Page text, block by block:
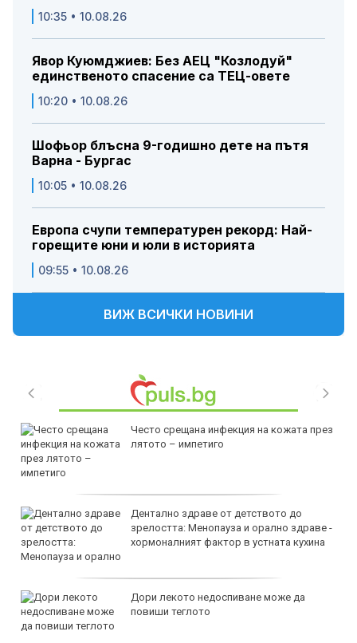
10:35 • 10.08.26
Явор Куюмджиев: Без АЕЦ "Козлодуй"
единственото спасение са ТЕЦ-овете
10:20 • 10.08.26
Шофьор блъсна 9-годишно дете на пътя
Варна - Бургас
10:05 • 10.08.26
Европа счупи температурен рекорд: Най-
горещите юни и юли в историята
09:55 • 10.08.26
ВИЖ ВСИЧКИ НОВИНИ
Често срещана инфекция на кожата през
лятото – импетиго
Дентално здраве от детството до
зрелостта: Менопауза и орално здраве -
хормоналният фактор в устната кухина
Дори лекото недоспиване може да
повиши теглото